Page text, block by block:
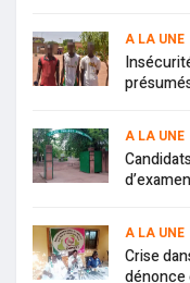
A LA UNE
A LA UNE
d’examen
A LA UNE
Crise
dénonce